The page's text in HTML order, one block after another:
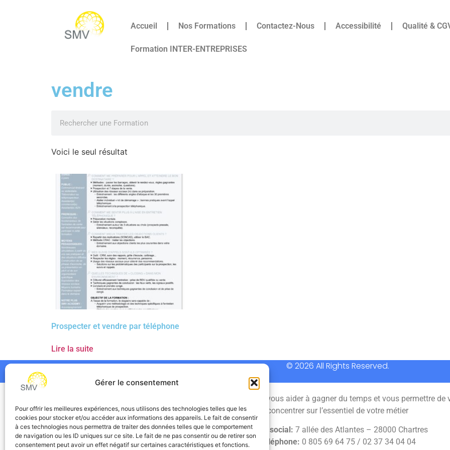
Gérer le consentement
Pour offrir les meilleures expériences, nous utilisons des technologies telles que les
cookies pour stocker et/ou accéder aux informations des appareils. Le fait de consentir
à ces technologies nous permettra de traiter des données telles que le comportement
de navigation ou les ID uniques sur ce site. Le fait de ne pas consentir ou de retirer son
consentement peut avoir un effet négatif sur certaines caractéristiques et fonctions.
Accueil Nos Formations Contactez-Nous Accessibilité Qualité &
Formation INTER-ENTREPRISES
vendre
Voici le seul résultat
Prospecter et vendre par téléphone
Lire la suite
© 2026 All Rights Reserved.
SMV permet de vous aider à gagner du temps et vous permettre de
concentrer sur l’essentiel de votre métier
Siège social: 7 allée des Atlantes – 28000 Chartres
Téléphone: 0 805 69 64 75 / 02 37 34 04 04